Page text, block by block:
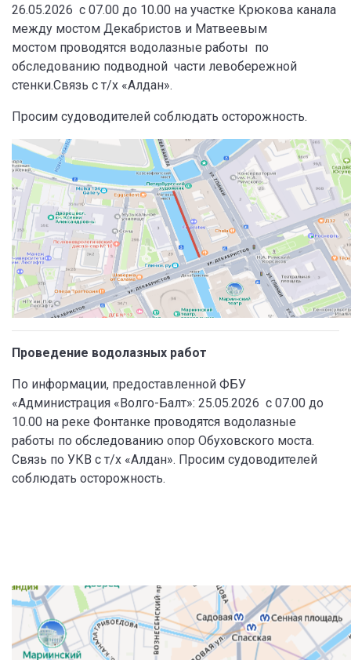
26.05.2026 с 07.00 до 10.00 на участке Крюкова канала
между мостом Декабристов и Матвеевым
мостом проводятся водолазные работы по
обследованию подводной части левобережной
стенки.Связь с т/х «Алдан».
Просим судоводителей соблюдать осторожность.
Проведение водолазных работ
По информации, предоставленной ФБУ
«Администрация «Волго-Балт»: 25.05.2026 с 07.00 до
10.00 на реке Фонтанке проводятся водолазные
работы по обследованию опор Обуховского моста.
Связь по УКВ с т/х «Алдан». Просим судоводителей
соблюдать осторожность.